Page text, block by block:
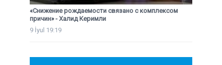
«Снижение рождаемости связано с комплексом
причин» - Халид Керимли
9 İyul 19:19